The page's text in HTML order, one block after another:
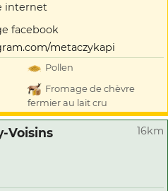
internet
facebook
metaczykapi
Pollen
Fromage de chèvre
fermier au lait cru
Voisins 16km